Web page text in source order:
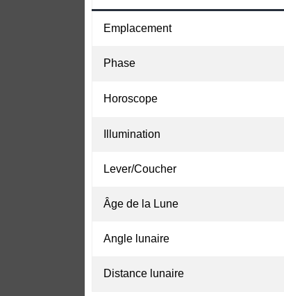
Emplacement
Phase
Horoscope
Illumination
Lever/Coucher
Âge de la Lune
Angle lunaire
Distance lunaire